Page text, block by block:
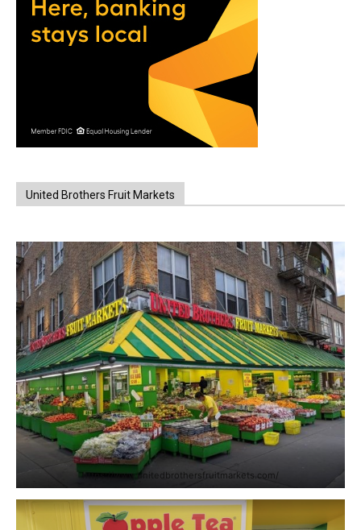
United Brothers Fruit Markets
https://www.unitedbrothersfruitmarkets.com/